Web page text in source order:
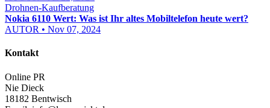
Drohnen-Kaufberatung
Nokia 6110 Wert: Was ist Ihr altes Mobiltelefon heute wert?
AUTOR • Nov 07, 2024
Kontakt
Online PR
Nie Dieck
18182 Bentwisch